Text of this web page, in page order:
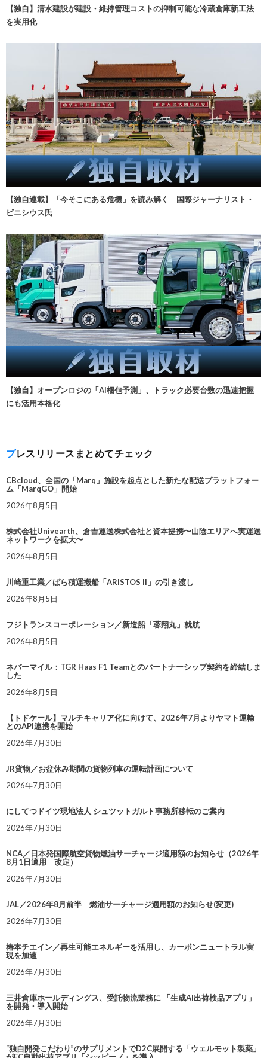
【独自】清水建設が建設・維持管理コストの抑制可能な冷蔵倉庫新工法
を実用化
【独自連載】「今そこにある危機」を読み解く 国際ジャーナリスト・
ビニシウス氏
【独自】オープンロジの「AI梱包予測」、トラック必要台数の迅速把握
にも活用本格化
プレスリリースまとめてチェック
CBcloud、全国の「Marq」施設を起点とした新たな配送プラットフォー
ム「MarqGO」開始
2026年8月5日
株式会社Univearth、倉吉運送株式会社と資本提携〜山陰エリアへ実運送
ネットワークを拡大〜
2026年8月5日
川崎重工業／ばら積運搬船「ARISTOS II」の引き渡し
2026年8月5日
フジトランスコーポレーション／新造船「蓉翔丸」就航
2026年8月5日
ネバーマイル：TGR Haas F1 Teamとのパートナーシップ契約を締結しま
した
2026年8月5日
【トドケール】マルチキャリア化に向けて、2026年7月よりヤマト運輸
とのAPI連携を開始
2026年7月30日
JR貨物／お盆休み期間の貨物列車の運転計画について
2026年7月30日
にしてつドイツ現地法人 シュツットガルト事務所移転のご案内
2026年7月30日
NCA／日本発国際航空貨物燃油サーチャージ適用額のお知らせ（2026年
8月1日適用 改定）
2026年7月30日
JAL／2026年8月前半 燃油サーチャージ適用額のお知らせ(変更)
2026年7月30日
椿本チエイン／再生可能エネルギーを活用し、カーボンニュートラル実
現を加速
2026年7月30日
三井倉庫ホールディングス、受託物流業務に 「生成AI出荷検品アプリ」
を開発・導入開始
2026年7月30日
“独自開発こだわり”のサプリメントでD2C展開する「ウェルモット製薬」